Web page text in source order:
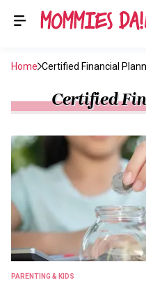
Home Certified Financial
Certified
PARENTING & KIDS